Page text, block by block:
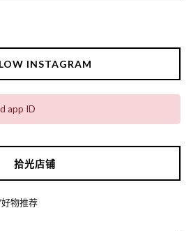
INSTAGRAM
app ID
拾光店铺